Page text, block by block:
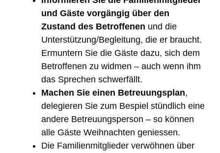
und Gäste vorgängig über den
Zustand des Betroffenen und die
Unterstützung/Begleitung, die er braucht.
Ermuntern Sie die Gäste dazu, sich dem
Betroffenen zu widmen – auch wenn ihm
das Sprechen schwerfällt.
Machen Sie einen Betreuungsplan,
delegieren Sie zum Bespiel stündlich eine
andere Betreuungsperson – so können
alle Gäste Weihnachten geniessen.
Die Familienmitglieder verwöhnen über